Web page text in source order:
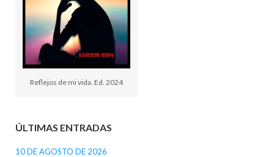
Reflejos de mi vida. Ed. 2024
ÚLTIMAS ENTRADAS
10 DE AGOSTO DE 2026